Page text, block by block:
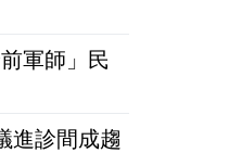
軍師」民
進診間成趨